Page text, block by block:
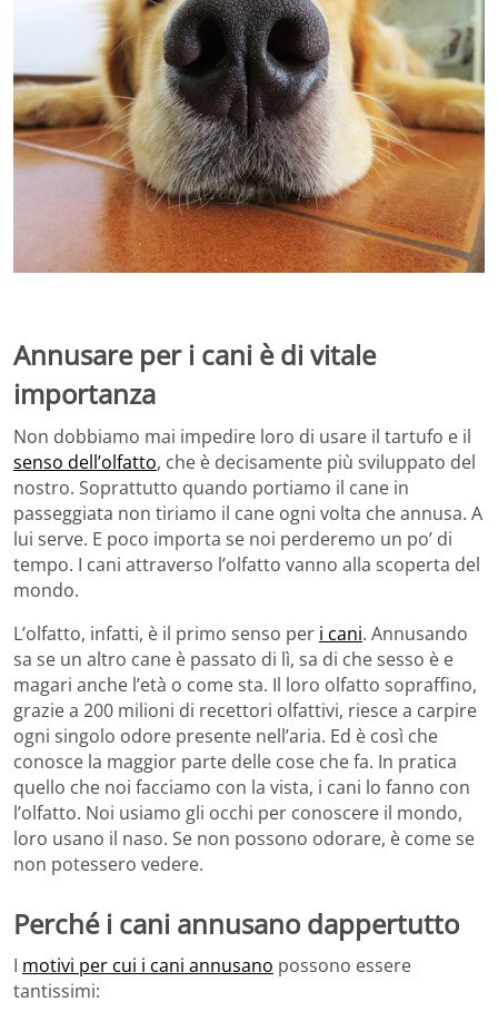
Annusare per i cani è di vitale
importanza
Non dobbiamo mai impedire loro di usare il tartufo e il
senso dell’olfatto, che è decisamente più sviluppato del
nostro. Soprattutto quando portiamo il cane in
passeggiata non tiriamo il cane ogni volta che annusa. A
lui serve. E poco importa se noi perderemo un po’ di
tempo. I cani attraverso l’olfatto vanno alla scoperta del
mondo.
L’olfatto, infatti, è il primo senso per i cani. Annusando
sa se un altro cane è passato di lì, sa di che sesso è e
magari anche l’età o come sta. Il loro olfatto sopraffino,
grazie a 200 milioni di recettori olfattivi, riesce a carpire
ogni singolo odore presente nell’aria. Ed è così che
conosce la maggior parte delle cose che fa. In pratica
quello che noi facciamo con la vista, i cani lo fanno con
l’olfatto. Noi usiamo gli occhi per conoscere il mondo,
loro usano il naso. Se non possono odorare, è come se
non potessero vedere.
Perché i cani annusano dappertutto
I motivi per cui i cani annusano possono essere
tantissimi: